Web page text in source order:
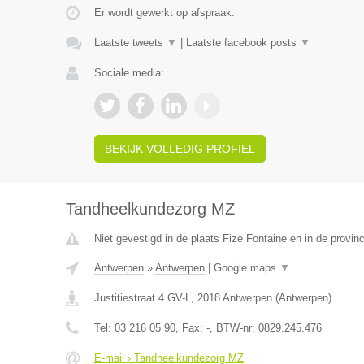
Er wordt gewerkt op afspraak.
Laatste tweets ▼ Laatste facebook posts ▼
Sociale media:
BEKIJK VOLLEDIG PROFIEL
Tandheelkundezorg MZ
Niet gevestigd in de plaats Fize Fontaine en in de
Antwerpen» Antwerpen| Google maps ▼
Justitiestraat 4 GV-L, 2018 Antwerpen(Antwerpen)
Tel: 03 216 05 90, Fax: -, BTW-nr: 0829.245.476
E-mail › Tandheelkundezorg MZ